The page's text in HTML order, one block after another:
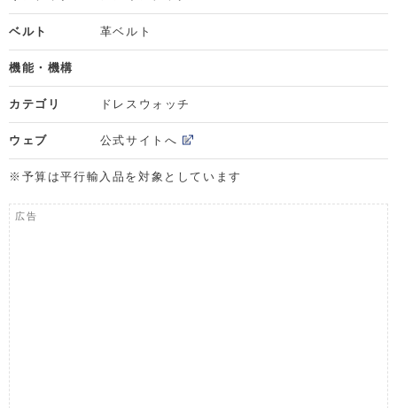
ベルト 革ベルト
機能・機構
カテゴリ ドレスウォッチ
ウェブ 公式サイトへ
※予算は平行輸入品を対象としています
広告